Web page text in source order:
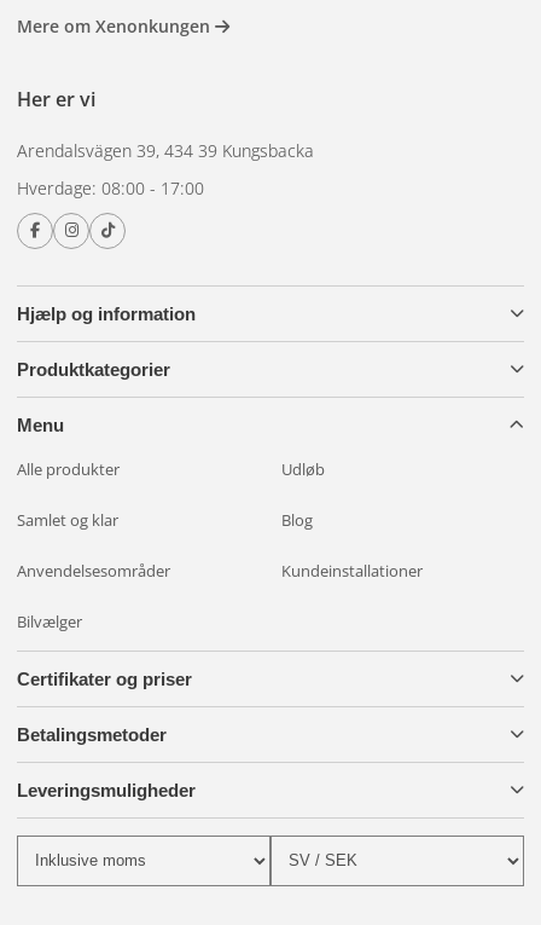
Hjælp og information
Produktkategorier
Menu
Alle produkter Udløb
Samlet og klar Blog
Anvendelsesområder Kundeinstallationer
Bilvælger
Mere om Xenonkungen
Her er vi
Arendalsvägen 39, 434 39 Kungsbacka
Hverdage: 08:00 - 17:00
Certifikater og priser
Betalingsmetoder
Leveringsmuligheder